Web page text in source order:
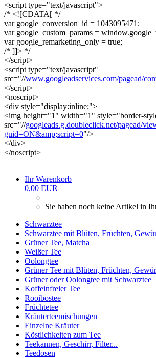
<script type="text/javascript">
/* <![CDATA[ */
var google_conversion_id = 1043095471;
var google_custom_params =
var google_remarketing_only = true;
/* ]]> */
</script>
<script type="text/javascript"
src="//www.googleadservices.com/pagead/
</script>
<noscript>
<div style="display:inline;">
<img height="1" width="1" style="border-
src="//googleads.g.doubleclick.net/pagead/
guid=ON&amp;script=0"/>
</div>
</noscript>
Ihr Warenkorb
0,00 EUR
Sie haben noch keine Artikel in
Schwarztee
Schwarztee mit Blüten, Früchten,
Grüner Tee, Matcha
Weißer Tee
Oolongtee
Grüner Tee mit Blüten, Früchten,
Grüner oder Oolongtee mit Schwarztee
Koffeinfreier Tee
Rooibostee
Früchtetee
Kräuterteemischungen
Einzelne Kräuter
Köstlichkeiten zum Tee
Teekannen, Geschirr, Filter...
Teedosen